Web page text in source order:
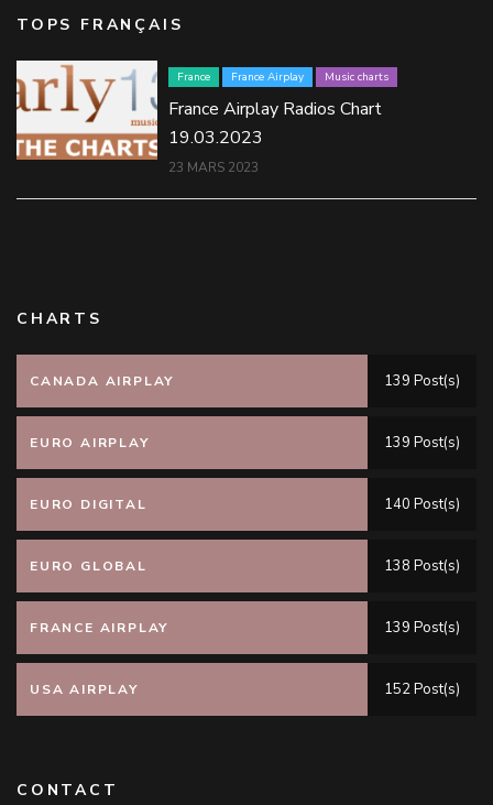
TOPS FRANÇAIS
France France Airplay Music charts
France Airplay Radios Chart
19.03.2023
23 MARS 2023
CHARTS
CANADA AIRPLAY 139 Post(s)
EURO AIRPLAY 139 Post(s)
EURO DIGITAL 140 Post(s)
EURO GLOBAL 138 Post(s)
FRANCE AIRPLAY 139 Post(s)
USA AIRPLAY 152 Post(s)
CONTACT